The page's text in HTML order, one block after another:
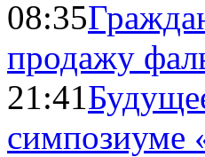
08:35
продажу
21:41
симпозиуме